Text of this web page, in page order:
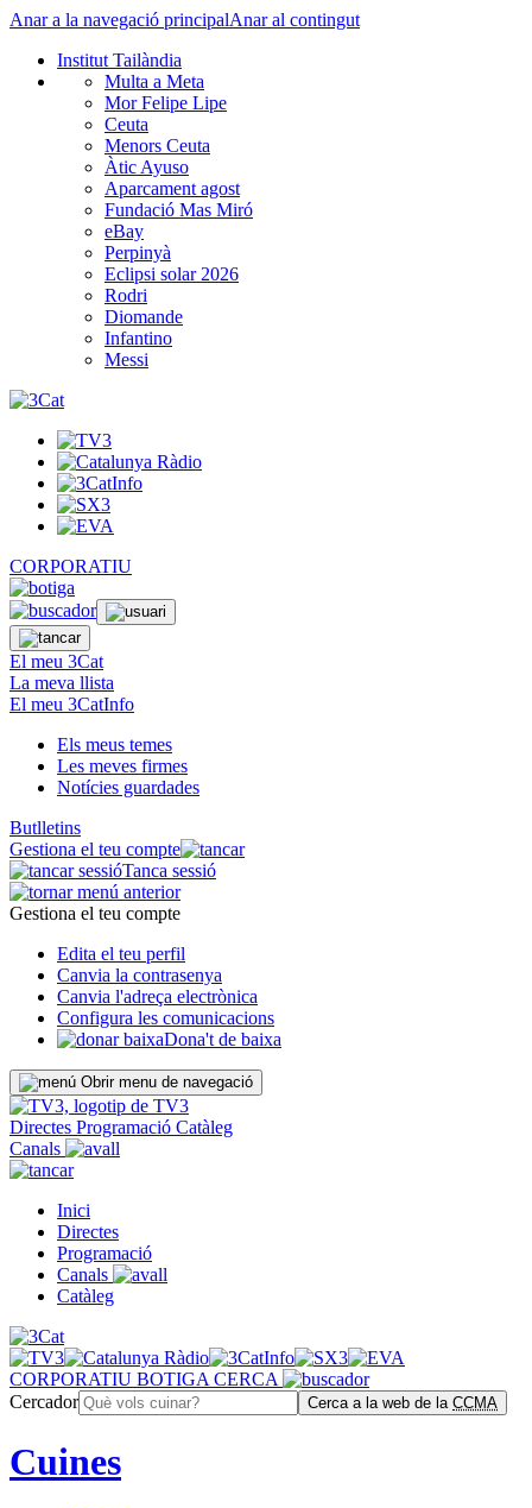
Anar a la navegació principalAnar al contingut
Institut Tailàndia
Multa a Meta
Mor Felipe Lipe
Ceuta
Menors Ceuta
Àtic Ayuso
Aparcament agost
Fundació Mas Miró
eBay
Perpinyà
Eclipsi solar 2026
Rodri
Diomande
Infantino
Messi
CORPORATIU
El meu 3Cat
La meva llista
El meu 3CatInfo
Els meus temes
Les meves firmes
Notícies guardades
Butlletins
Gestiona el teu compte
Tanca sessió
Gestiona el teu compte
Edita el teu perfil
Canvia la contrasenya
Canvia l'adreça electrònica
Configura les comunicacions
Dona't de baixa
Obrir menu de navegació
Directes Programació Catàleg
Canals
Inici
Directes
Programació
Canals
Catàleg
CORPORATIU BOTIGA CERCA
Cercador
Cerca a la web de la CCMA
Cuines